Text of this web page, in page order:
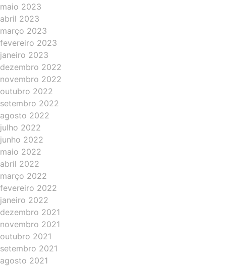
maio 2023
abril 2023
março 2023
fevereiro 2023
janeiro 2023
dezembro 2022
novembro 2022
outubro 2022
setembro 2022
agosto 2022
julho 2022
junho 2022
maio 2022
abril 2022
março 2022
fevereiro 2022
janeiro 2022
dezembro 2021
novembro 2021
outubro 2021
setembro 2021
agosto 2021